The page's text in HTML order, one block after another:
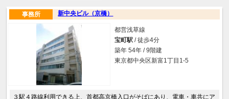
新中央ビル（京橋）
事務所
都営浅草線
宝町駅 / 徒歩4分
築年 54年 / 9階建
東京都中央区新富1丁目1-5
３駅４路線利用できる上、首都高京橋入口がそばにあり、電車・車共にア